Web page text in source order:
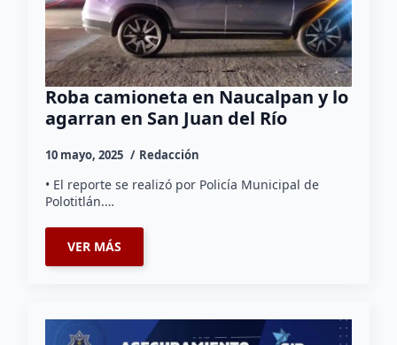
Roba camioneta en Naucalpan y lo
agarran en San Juan del Río
10 mayo, 2025 Redacción
• El reporte se realizó por Policía Municipal de
Polotitlán.…
VER MÁS